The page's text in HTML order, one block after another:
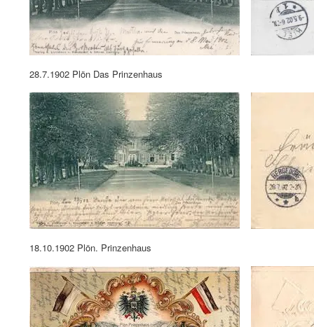
28.7.1902 Plön Das Prinzenhaus
18.10.1902 Plön. Prinzenhaus